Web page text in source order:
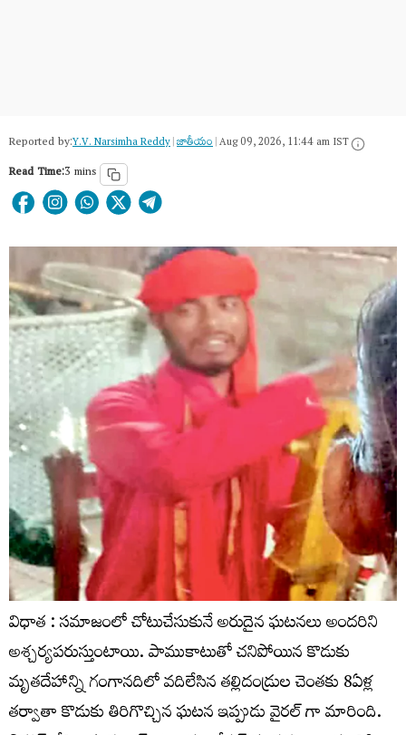
Reported by:Y.V. Narsimha Reddy|జాతీయం|Aug 09, 2026, 11:44 am IST
Read Time:3 mins
విధాత : సమాజంలో చోటుచేసుకునే అరుదైన ఘటనలు అందరిని
అశ్చర్యపరుస్తుంటాయి. పాముకాటుతో చనిపోయిన కొడుకు
మృతదేహాన్ని గంగానదిలో వదిలేసిన తల్లిదండ్రుల చెంతకు 8ఏళ్ల
తర్వాతా కొడుకు తిరిగొచ్చిన ఘటన ఇప్పుడు వైరల్ గా మారింది.